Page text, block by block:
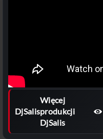
DjSalis
Więcej
produkcji
DjSalis